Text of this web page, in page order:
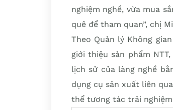
nghiệm nghề, vừa mua
quê để tham quan”, chị
Theo Quản lý Không
giới thiệu sản phẩm
lịch sử của làng nghề
dụng cụ sản xuất liên
thể tương tác trải